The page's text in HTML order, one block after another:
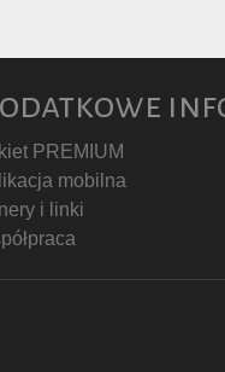
PREMIUM
mobilna
i linki